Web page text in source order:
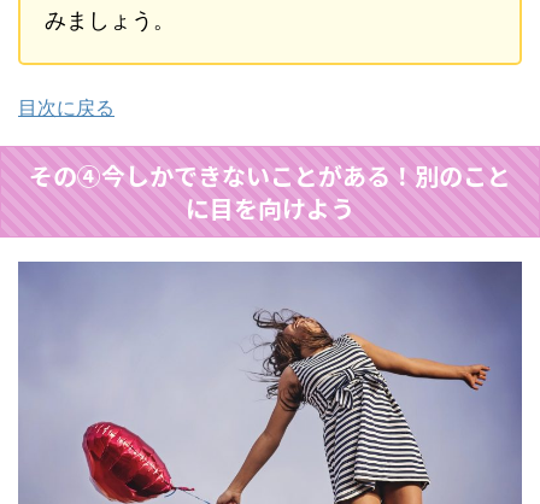
みましょう。
目次に戻る
その④今しかできないことがある！別のこと
に目を向けよう